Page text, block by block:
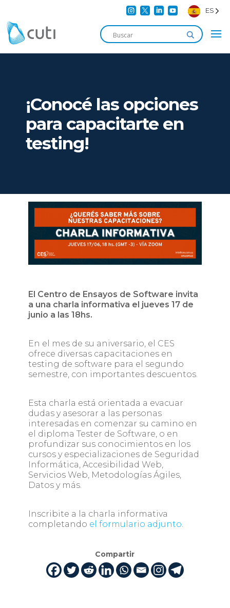
    ES
¡Conocé las opciones
para capacitarte en
testing!
El Centro de Ensayos de Software invita
a una charla informativa el jueves 17 de
junio a las 18hs.
En el mes de su aniversario, el CES
ofrece diversas capacitaciones en
testing de software para el segundo
semestre, con importantes descuentos.
Esta charla está orientada a evacuar
dudas y asesorar a las personas
interesadas en comenzar su camino en
el diploma Tester de Software, o en
profundizar sus conocimientos en los
cursos y especializaciones de Seguridad
Informática, Accesibilidad Web,
Servicios Web, Metodologías Ágiles,
Datos y más.
Inscribite a la charla informativa
completando el formulario adjunto.
Compartir